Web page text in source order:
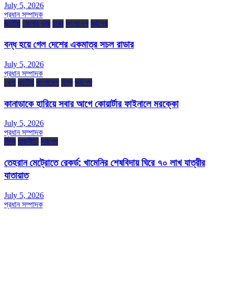
July 5, 2026
প্রধান সম্পাদক
জাতীয় জেলার খবর ঢাকা বাংলাদেশ সর্বশেষ
বন্ধ হয়ে গেল দেশের একমাত্র সচল রাডার
July 5, 2026
প্রধান সম্পাদক
খেলা জাতীয় বাংলাদেশ বিশ্ব সর্বশেষ
কানাডাকে হারিয়ে সবার আগে কোয়ার্টার ফাইনালে মরক্কো
July 5, 2026
প্রধান সম্পাদক
বিশ্ব রাজনীতি সর্বশেষ
তেহরান মেট্রোতে রেকর্ড: খামেনির শেষবিদায় ঘিরে ৭০ লাখ যাত্রীর
যাতায়াত
July 5, 2026
প্রধান সম্পাদক